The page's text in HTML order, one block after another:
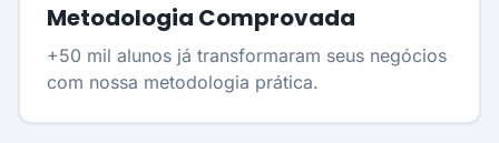
Metodologia Comprovada
+50 mil alunos já transformaram seus negócios
com nossa metodologia prática.